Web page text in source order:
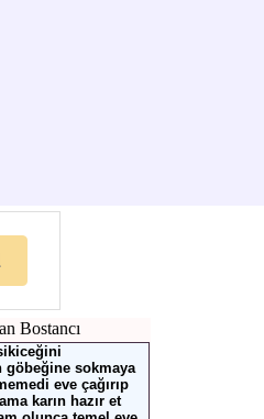
Bostancı
göbeğine sokmaya
eve çağırıp
karın hazır et